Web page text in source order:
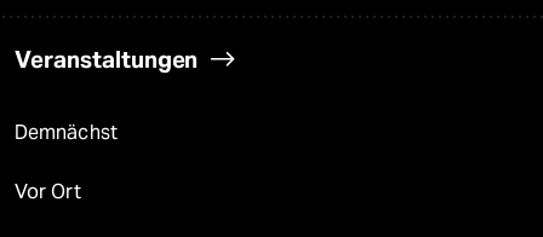
Veranstaltungen
Demnächst
Vor Ort